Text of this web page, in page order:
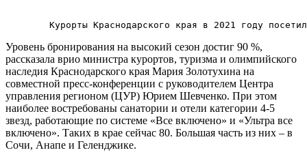
Уровень бронирования на высокий сезон достиг 90 %,
рассказала врио министра курортов, туризма и олимпийского
наследия Краснодарского края Мария Золотухина на
совместной пресс-конференции с руководителем Центра
управления регионом (ЦУР) Юрием Шевченко. При этом
наиболее востребованы санатории и отели категории 4-5
звезд, работающие по системе «Все включено» и «Ультра все
включено». Таких в крае сейчас 80. Большая часть из них – в
Сочи, Анапе и Геленджике.